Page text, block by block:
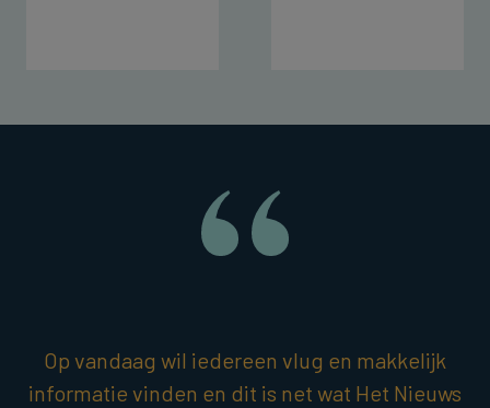
Op vandaag wil iedereen vlug en makkelijk
informatie vinden en dit is net wat Het Nieuws